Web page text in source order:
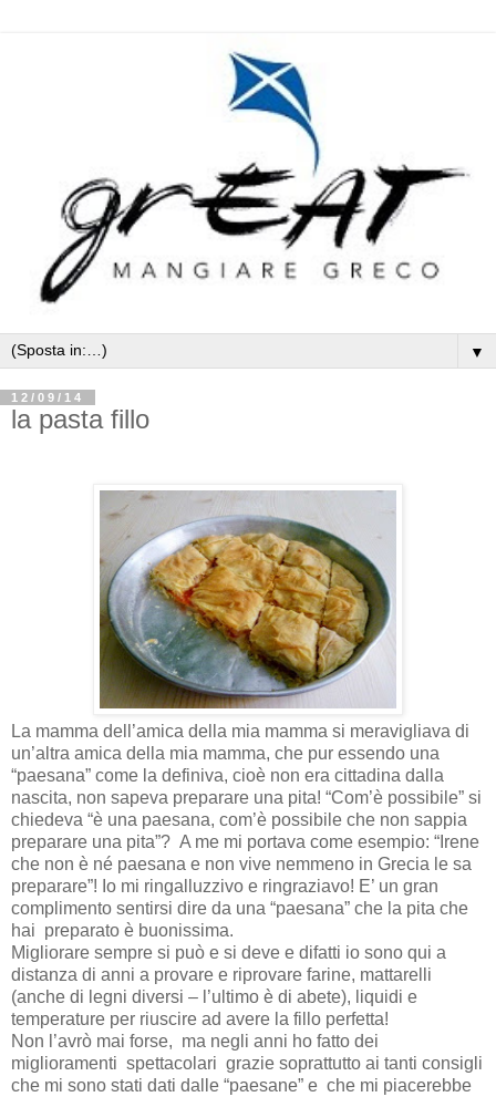
▼
12/09/14
la pasta fillo
La mamma dell’amica della mia mamma si meravigliava di
un’altra amica della mia mamma, che pur essendo una
“paesana” come la definiva, cioè non era cittadina dalla
nascita, non sapeva preparare una pita! “Com’è possibile” si
chiedeva “è una paesana, com’è possibile che non sappia
preparare una pita”? A me mi portava come esempio: “Irene
che non è né paesana e non vive nemmeno in Grecia le sa
preparare”! Io mi ringalluzzivo e ringraziavo! E’ un gran
complimento sentirsi dire da una “paesana” che la pita che
hai preparato è buonissima.
Migliorare sempre si può e si deve e difatti io sono qui a
distanza di anni a provare e riprovare farine, mattarelli
(anche di legni diversi – l’ultimo è di abete), liquidi e
temperature per riuscire ad avere la fillo perfetta!
Non l’avrò mai forse, ma negli anni ho fatto dei
miglioramenti spettacolari grazie soprattutto ai tanti consigli
che mi sono stati dati dalle “paesane” e che mi piacerebbe